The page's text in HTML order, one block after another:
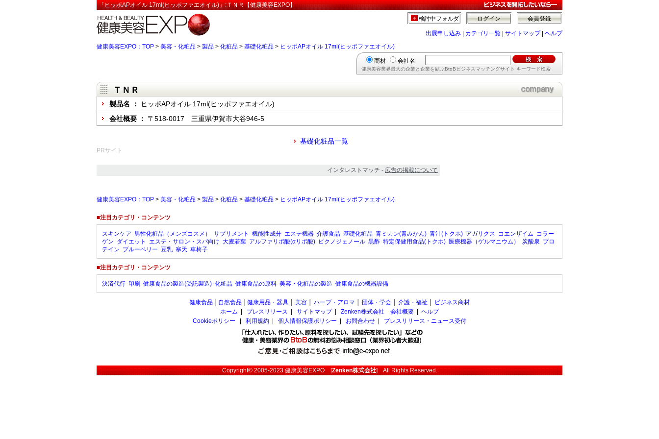
「ヒッポAPオイル 17ml(ヒッポファエオイル)」:ＴＮＲ【健康美容EXPO】
会員登録
ログイン
検討中フォルダ
出展申し込み カテゴリ一覧 サイトマップ| ヘルプ
健康美容EXPO：TOP > 美容・化粧品 > 製品 > 化粧品 > 基礎化粧品 > ヒッポAPオイル 17ml(ヒッポファエオイル)
商材 会社名
健康美容業界最大の企業と企業を結ぶBtoBビジネスマッチングサイト キーワード検索
ＴＮＲ
製品名 ：
ヒッポAPオイル 17ml(ヒッポファエオイル)
会社概要 ： 〒518-0017 三重県伊賀市大谷946-5
基礎化粧品一覧
PRサイト
インタレストマッチ - 広告の掲載について
健康美容EXPO：TOP > 美容・化粧品 > 製品 > 化粧品 > 基礎化粧品 > ヒッポAPオイル 17ml(ヒッポファエオイル)
■注目カテゴリ・コンテンツ
スキンケア 男性化粧品（メンズコスメ） サプリメント 機能性成分 エステ機器 介護食品 基礎化粧品 青ミカン(青みかん) 青汁(トクホ) アガリクス コエンザイム コラー
ゲン ダイエット エステ・サロン・スパ向け 大麦若葉 アルファリポ酸(αリポ酸) ピクノジェノール 黒酢 特定保健用食品(トクホ) 医療機器（ゲルマニウム） 炭酸泉 プロ
テイン ブルーベリー 豆乳 寒天 車椅子
■注目カテゴリ・コンテンツ
決済代行 印刷 健康食品の製造(受託製造) 化粧品 健康食品の原料 美容・化粧品の製造 健康食品の機器設備
健康食品 自然食品 健康用品・器具 美容 ハーブ・アロマ 団体・学会 介護・福祉
ビジネス商材
ホーム
プレスリリース サイトマップ| Zenken株式会社 会社概要
ヘルプ
Cookieポリシー
利用規約 個人情報保護ポリシー お問合わせ プレスリリース・ニュース受付
Copyright© 2005-2023健康美容EXPO[Zenken株式会社] All Rights Reserved.